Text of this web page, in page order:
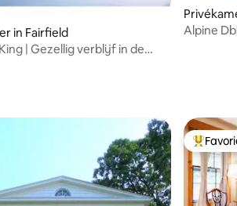
in Fairfield
| Gezellig verblijf in de
Alpine